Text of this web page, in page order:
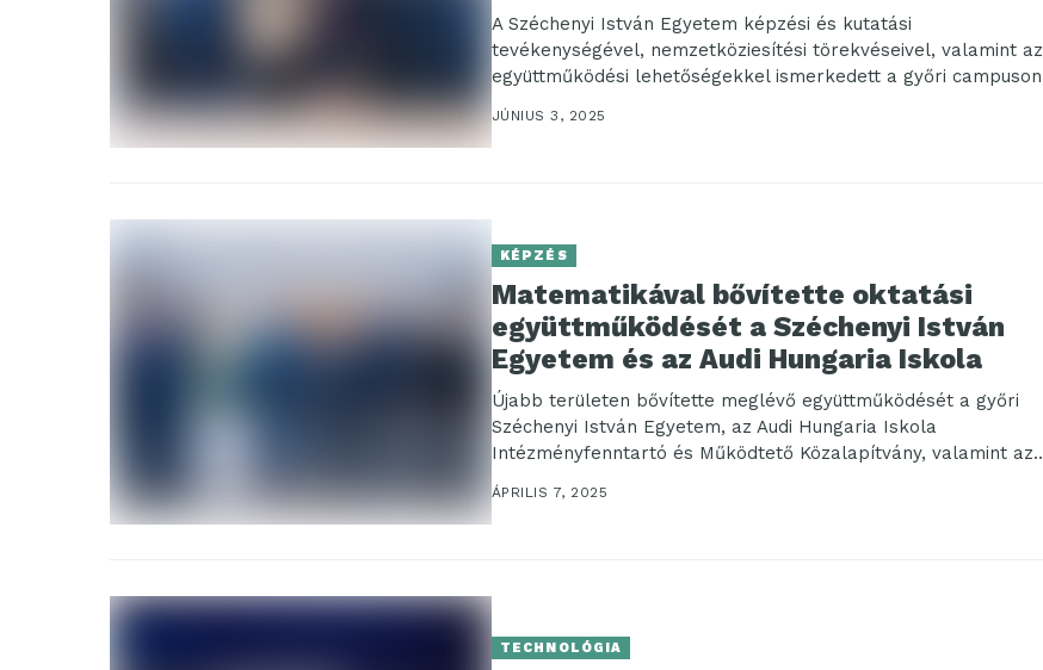
A Széchenyi István Egyetem képzési és kutatási
tevékenységével, nemzetköziesítési törekvéseivel, valamint az
együttműködési lehetőségekkel ismerkedett a győri campuson
JÚNIUS 3, 2025
KÉPZÉS
Matematikával bővítette oktatási
együttműködését a Széchenyi István
Egyetem és az Audi Hungaria Iskola
Újabb területen bővítette meglévő együttműködését a győri
Széchenyi István Egyetem, az Audi Hungaria Iskola
Intézményfenntartó és Működtető Közalapítvány, valamint az
ÁPRILIS 7, 2025
TECHNOLÓGIA